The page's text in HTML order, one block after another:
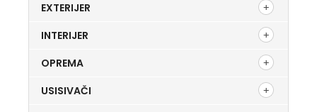
EXTERIJER
INTERIJER
OPREMA
USISIVAČI